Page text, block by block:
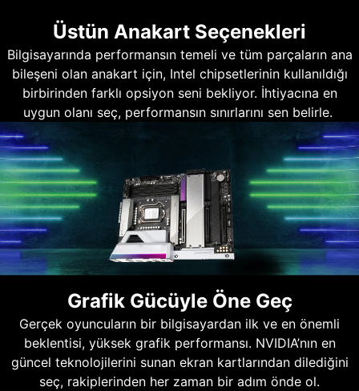
Üstün Anakart Seçenekleri
Bilgisayarında performansın temeli ve tüm parçaların ana
bileşeni olan anakart için, Intel chipsetlerinin kullanıldığı
birbirinden farklı opsiyon seni bekliyor. İhtiyacına en
uygun olanı seç, performansın sınırlarını sen belirle.
Grafik Gücüyle Öne Geç
Gerçek oyuncuların bir bilgisayardan ilk ve en önemli
beklentisi, yüksek grafik performansı. NVIDIA’nın en
güncel teknolojilerini sunan ekran kartlarından dilediğini
seç, rakiplerinden her zaman bir adım önde ol.